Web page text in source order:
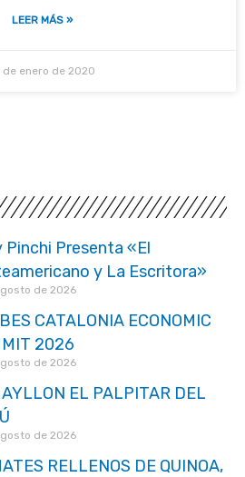
LEER MÁS »
de enero de 2020
Pinchi Presenta «El
y La Escritora»
de 2026
CATALONIA ECONOMIC
2026
de 2026
AYLLON EL PALPITAR DEL
de 2026
RELLENOS DE QUINOA,